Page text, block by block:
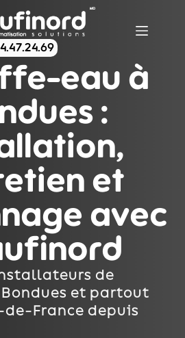
eau à
:
et
avec
de
et partout
France depuis